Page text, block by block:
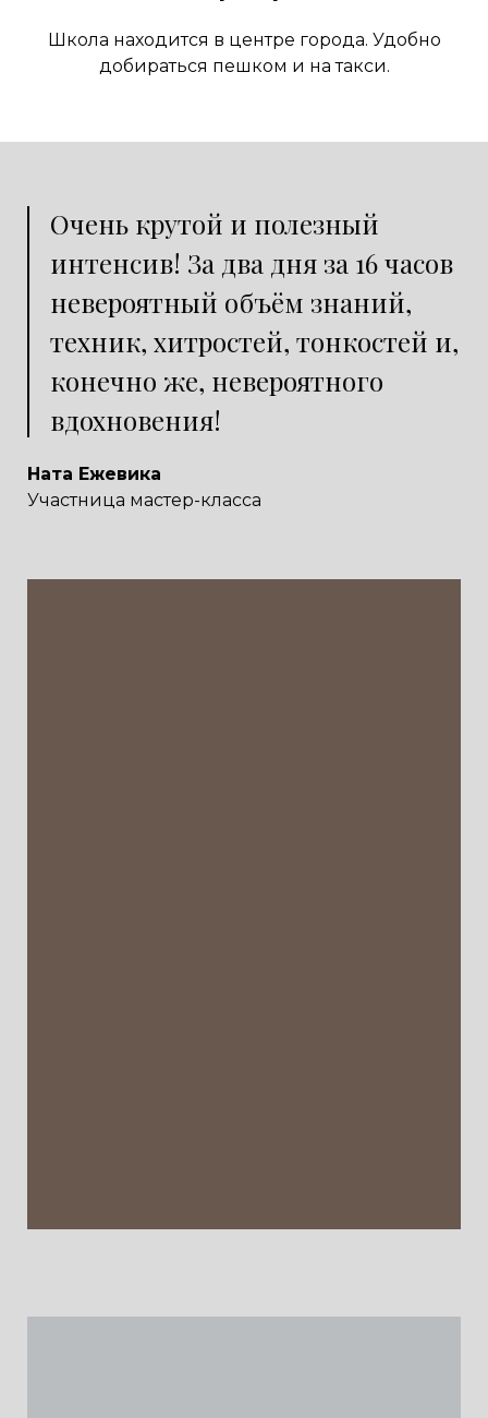
Школа находится в центре города. Удобно
добираться пешком и на такси.
Очень крутой и полезный
интенсив! За два дня за 16 часов
невероятный объём знаний,
техник, хитростей, тонкостей и,
конечно же, невероятного
вдохновения!
Ната Ежевика
Участница мастер-класса